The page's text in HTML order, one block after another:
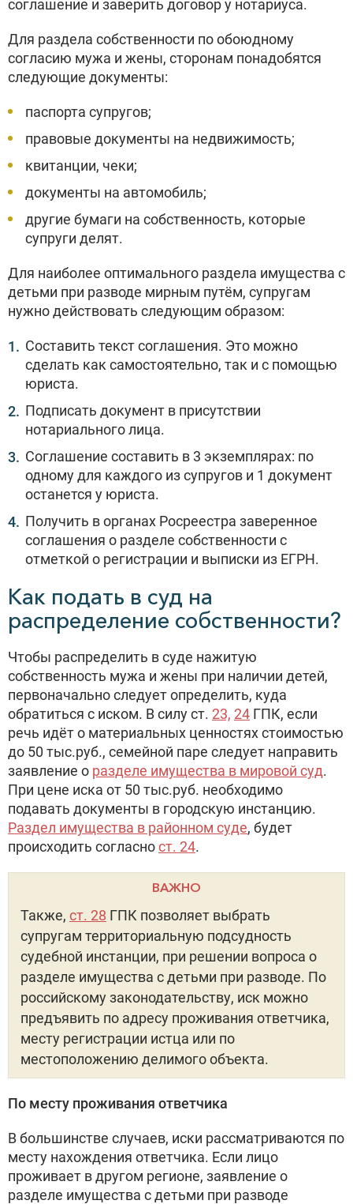
соглашение и заверить договор у нотариуса.
Для раздела собственности по обоюдному
согласию мужа и жены, сторонам понадобятся
следующие документы:
паспорта супругов;
правовые документы на недвижимость;
квитанции, чеки;
документы на автомобиль;
другие бумаги на собственность, которые
супруги делят.
Для наиболее оптимального раздела имущества с
детьми при разводе мирным путём, супругам
нужно действовать следующим образом:
Составить текст соглашения. Это можно
сделать как самостоятельно, так и с помощью
юриста.
Подписать документ в присутствии
нотариального лица.
Соглашение составить в 3 экземплярах: по
одному для каждого из супругов и 1 документ
останется у юриста.
Получить в органах Росреестра заверенное
соглашения о разделе собственности с
отметкой о регистрации и выписки из ЕГРН.
Как подать в суд на
распределение собственности?
Чтобы распределить в суде нажитую
собственность мужа и жены при наличии детей,
первоначально следует определить, куда
обратиться с иском. В силу ст. 23, 24 ГПК, если
речь идёт о материальных ценностях стоимостью
до 50 тыс.руб., семейной паре следует направить
заявление о разделе имущества в мировой суд.
При цене иска от 50 тыс.руб. необходимо
подавать документы в городскую инстанцию.
Раздел имущества в районном суде, будет
происходить согласност. 24.
ВАЖНО
Также, ст. 28 ГПК позволяет выбрать
супругам территориальную подсудность
судебной инстанции, при решении вопроса о
разделе имущества с детьми при разводе. По
российскому законодательству, иск можно
предъявить по адресу проживания ответчика,
месту регистрации истца или по
местоположению делимого объекта.
По месту проживания ответчика
В большинстве случаев, иски рассматриваются по
месту нахождения ответчика. Если лицо
проживает в другом регионе, заявление о
разделе имущества с детьми при разводе